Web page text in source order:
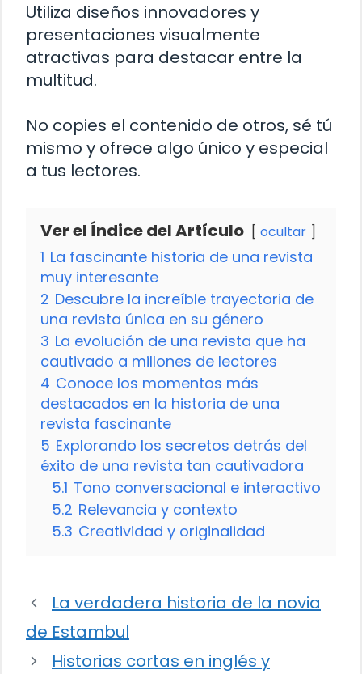
Utiliza diseños innovadores y
presentaciones visualmente
atractivas para destacar entre la
multitud.
No copies el contenido de otros, sé tú
mismo y ofrece algo único y especial
a tus lectores.
Ver el Índice del Artículo ocultar
1 La fascinante historia de una revista
muy interesante
2 Descubre la increíble trayectoria de
una revista única en su género
3 La evolución de una revista que ha
cautivado a millones de lectores
4 Conoce los momentos más
destacados en la historia de una
revista fascinante
5 Explorando los secretos detrás del
éxito de una revista tan cautivadora
5.1 Tono conversacional e interactivo
5.2 Relevancia y contexto
5.3 Creatividad y originalidad
La verdadera historia de la novia
de Estambul
Historias cortas en inglés y